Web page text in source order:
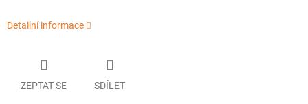
Detailní informace
ZEPTAT SE SDÍLET